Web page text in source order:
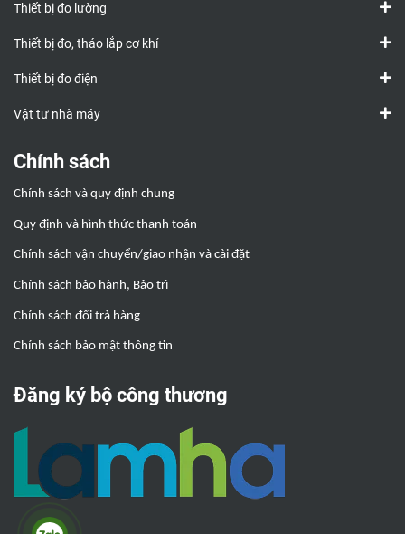
Thiết bị đo lường
Thiết bị đo, tháo lắp cơ khí
Thiết bị đo điện
Vật tư nhà máy
Chính sách
Chính sách và quy định chung
Quy định và hình thức thanh toán
Chính sách vận chuyển/giao nhận và cài đặt
Chính sách bảo hành, Bảo trì
Chính sách đổi trả hàng
Chính sách bảo mật thông tin
Đăng ký bộ công thương